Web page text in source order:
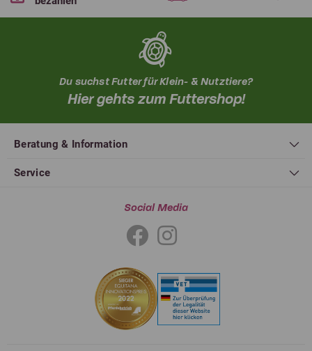
Du suchst Futter für Klein- & Nutztiere?
Hier gehts zum Futtershop!
Beratung & Information
Service
Social Media